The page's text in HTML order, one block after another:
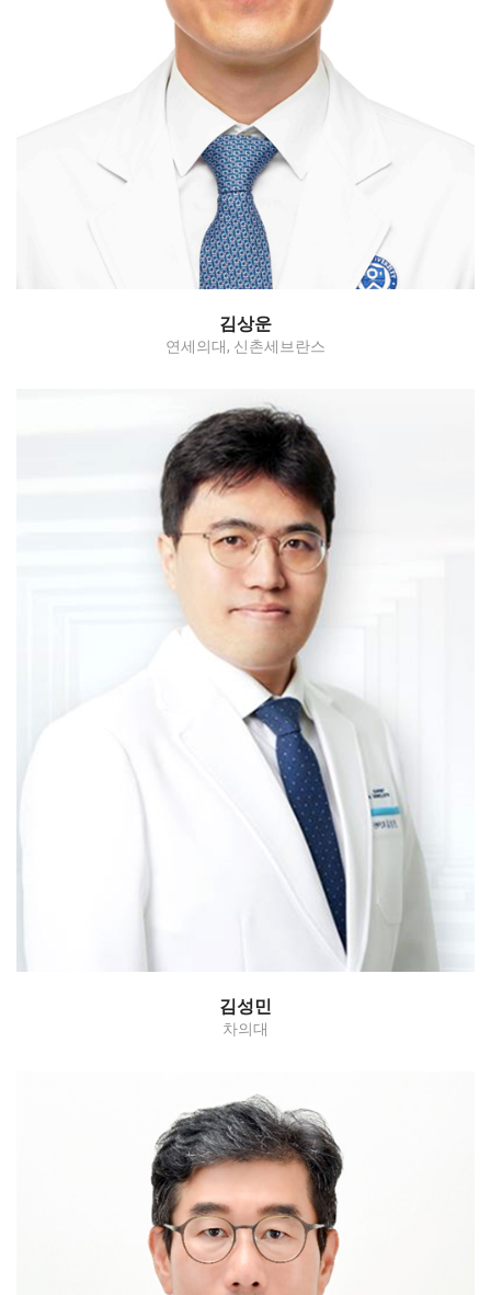
Myomectomy / hysterectomy-benign /
hysterectomy-malignant
김상운
연세의대, 신촌세브란스
Myomectomy/endometriosis with frozen
pelvis/hysterectomy-benign/hysterectomy-
malignant
김성민
차의대